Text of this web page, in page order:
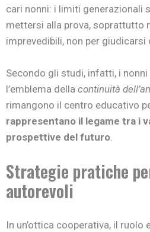
cari nonni: i limiti generazionali
mettersi alla prova, soprattutto
imprevedibili, non per giudicarsi
Secondo gli studi, infatti, i
l’emblema della continuità
rimangono il centro educativo
rappresentano il legame tra i
prospettive del futuro.
Strategie pratiche
autorevoli
In un’ottica cooperativa, il ruolo